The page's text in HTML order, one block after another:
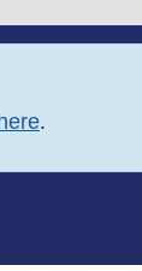
here.